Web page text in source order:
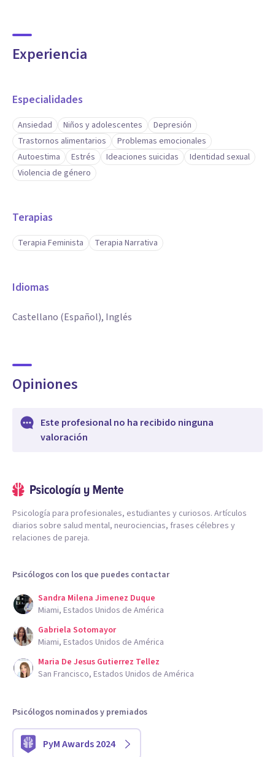
Experiencia
Especialidades
Ansiedad Niños y adolescentes
Depresión
Trastornos alimentarios
Problemas emocionales
Autoestima
Estrés Ideaciones suicidas
Identidad sexual
Violencia de género
Terapias
Terapia Feminista Terapia Narrativa
Idiomas
Castellano (Español), Inglés
Opiniones
Este profesional no ha recibido ninguna
valoración
Psicología para profesionales, estudiantes y curiosos. Artículos
diarios sobre salud mental, neurociencias, frases célebres y
relaciones de pareja.
Psicólogos con los que puedes contactar
Sandra Milena Jimenez Duque
Miami, Estados Unidos de América
Gabriela Sotomayor
Miami, Estados Unidos de América
Maria De Jesus Gutierrez Tellez
San Francisco, Estados Unidos de América
Psicólogos nominados y premiados
PyM Awards 2024